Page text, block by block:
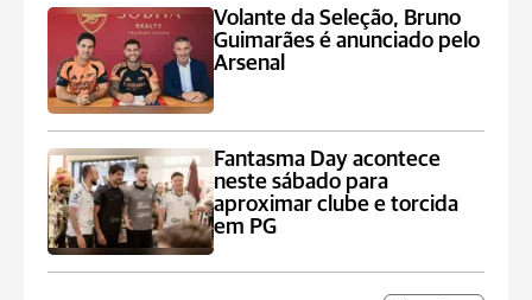
Volante da Seleção, Bruno
Guimarães é anunciado pelo
Arsenal
Fantasma Day acontece
neste sábado para
aproximar clube e torcida
em PG